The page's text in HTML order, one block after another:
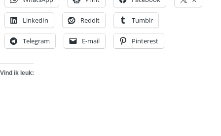
LinkedIn Reddit Tumblr
Telegram E-mail Pinterest
Vind ik leuk: